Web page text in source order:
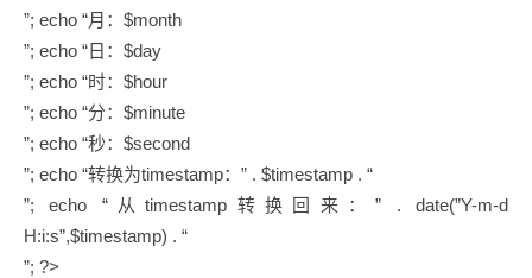
”; echo “月：$month
”; echo “日：$day
”; echo “时：$hour
”; echo “分：$minute
”; echo “秒：$second
”; echo “转换为timestamp：” . $timestamp . “
”; echo “从timestamp转换回来：” . date(”Y-m-d
H:i:s”,$timestamp) . “
”; ?>